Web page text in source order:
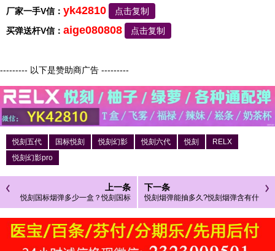
厂家一手V信： yk42810
点击复制
买弹送杆V信： aige080808 点击复制
--------- 以下是赞助商广告 ---------
悦刻五代 国标悦刻 悦刻幻影 悦刻六代 悦刻
RELX
悦刻幻影pro
上一条
悦刻国标烟弹多少一盒？悦刻国标
烟杆价格
下一条
悦刻烟弹能抽多久?悦刻烟弹含有什
么成分？